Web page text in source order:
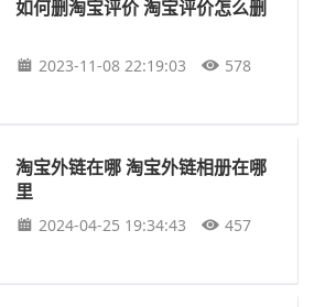
如何删淘宝评价 淘宝评价怎么删
2023-11-08 22:19:03 578
淘宝外链在哪 淘宝外链相册在哪
里
2024-04-25 19:34:43 457